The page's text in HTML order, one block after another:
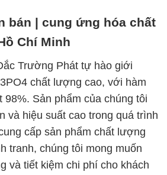
bán | cung ứng hóa chất
Chí Minh
Trường Phát tự hào giới
chất lượng cao, với hàm
98%. Sản phẩm của chúng tôi
và hiệu suất cao trong quá trình
cấp sản phẩm chất lượng
tranh, chúng tôi mong muốn
và tiết kiệm chi phí cho khách